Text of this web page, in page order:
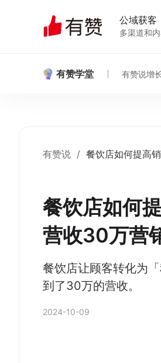
公域获客
多渠道和
有赞学堂 有赞说增
有赞说 / 餐饮店如何提高
餐饮店如何
营收30万营
餐饮店让顾客转化为
到了30万的营收。
2024-10-09